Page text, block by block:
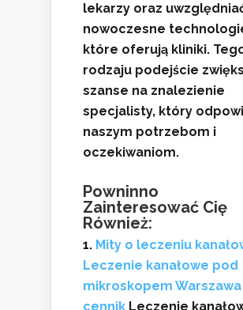
lekarzy oraz
nowoczesne
które oferują kliniki.
rodzaju podejście
szanse na znalezienie
specjalisty, który
naszym potrzebom i
oczekiwaniom.
Powninno
Zainteresować Cię
Również:
Mity o leczeniu
Leczenie kanałowe pod
mikroskopem Warszawa
cennik Leczenie